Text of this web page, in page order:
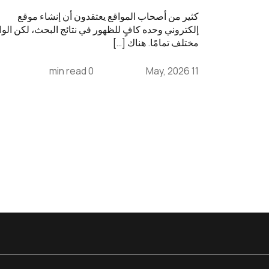
كثير من أصحاب المواقع يعتقدون أن إنشاء موقع
إلكتروني وحده كافٍ للظهور في نتائج البحث، لكن
مختلف تمامًا. هناك […]
11 May, 2026
0 min read